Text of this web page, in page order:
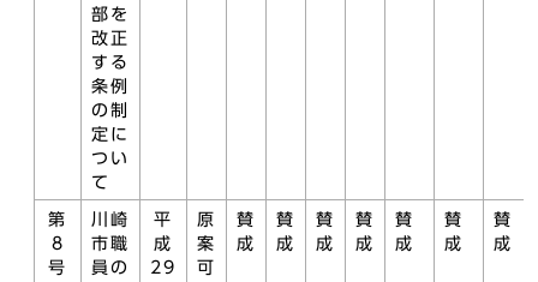
部を
改正
する
条例
の制
定に
つい
て
第
8
号
川崎
市職
員の
平
成
29
原
案
可
賛
成
賛
成
賛
成
賛
成
賛
成
賛
成
賛
成